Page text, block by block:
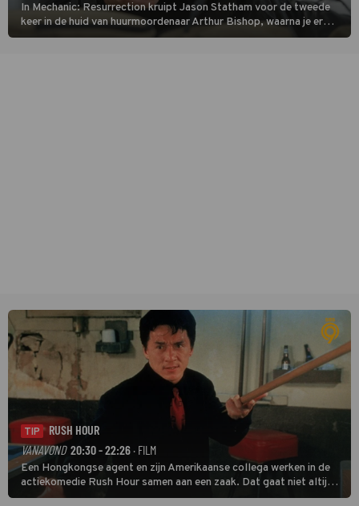
In Mechanic: Resurrection kruipt Jason Statham voor de tweede
keer in de huid van huurmoordenaar Arthur Bishop, waarna je er
donder op kunt zeggen dat er van Bishops geplande pensioen niet
TIP
RUSH HOUR
VANAVOND 20:30 - 22:26 · FILM
Een Hongkongse agent en zijn Amerikaanse collega werken in de
actiekomedie Rush Hour samen aan een zaak. Dat gaat niet altijd
van een leien dakje.